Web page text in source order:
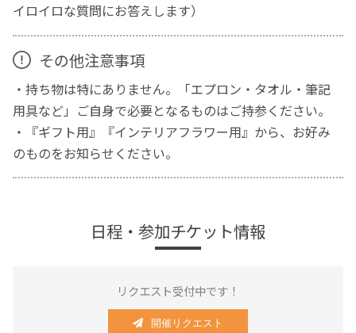
イロイロな質問にお答えします）
その他注意事項
・持ち物は特にありません。「エプロン・タオル・筆記
用具など」ご自身で必要となるものはご持参ください。
・『ギフト用』『インテリアフラワー用』から、お好み
のものをお知らせください。
日程・参加チケット情報
リクエスト受付中です！
開催リクエスト